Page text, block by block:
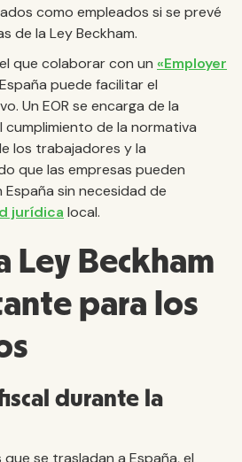
como empleados si se prevé
de la Ley Beckham.
que colaborar con un «Employer
puede facilitar el
Un EOR se encarga de la
cumplimiento de la normativa
los trabajadores y la
que las empresas pueden
sin necesidad de
jurídica local.
Ley Beckham
para los
durante la
se trasladan a España, el